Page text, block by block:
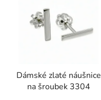
Dámské zlaté náušnice
na šroubek 3304